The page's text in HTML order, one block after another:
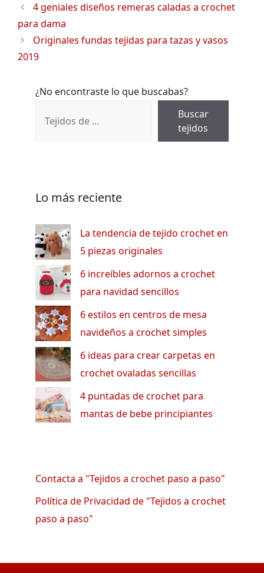
4 geniales diseños remeras caladas a crochet
para dama
Originales fundas tejidas para tazas y vasos
2019
¿No encontraste lo que buscabas?
Buscar
tejidos
Lo más reciente
La tendencia de tejido crochet en
5 piezas originales
6 increíbles adornos a crochet
para navidad sencillos
6 estilos en centros de mesa
navideños a crochet simples
6 ideas para crear carpetas en
crochet ovaladas sencillas
4 puntadas de crochet para
mantas de bebe principiantes
Contacta a "Tejidos a crochet paso a paso"
Política de Privacidad de "Tejidos a crochet
paso a paso"